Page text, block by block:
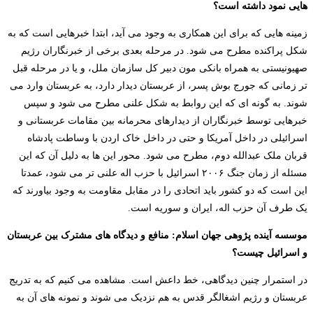
هایی نمود داشته است؟
زمینه هایی که برای این همکاری به وجود می آید، ابتدا خبرهایی است که به
شکل پراکنده مطرح می شود. در مرحله بعدی برخی از خبرنگاران رژیم
صهیونیستی به همراه بانکی مون دبیر کل سازمان ملل، و یا در مرحله قبل
تر زمانی که جورج بوش پسر، از عربستان دیدار دارد، به عربستان وارد می
شوند. به گونه ای که این روابط به شکل علنی مطرح می شود و سپس
خبرهایی توسط خبرنگاران از دیدارهای محرمانه بین مقامات عربستانی و
اسرائیلی در داخل آمریکا و حتی در داخل خاک اردن با وساطت پادشاه
قربان ملک عبدالله دوم، مطرح می شود. محور این ها به دلیل آن که این
مسئله از زمان جنگ ۲۰۰۶ اسرائیل با حزب اله علنی تر می شود، عمدتا
این است که دو کشور باید اتحادی را در مقابل مقاومت به وجود بیاورند که
یک طرف آن حزب اله، ایران و سوریه است.
موسسه آینده پژوهی جهان اسلام: منافع و دیدگاه های مشترک بین عربستان
و اسرائیل چیست؟
در استمرار چنین دیدگاهی، خط داعش است. مشاهده می کنیم که به تدریج
عربستان و رژیم اشغالگر قدس به هم نزدیک می شوند و نمونه های آن به